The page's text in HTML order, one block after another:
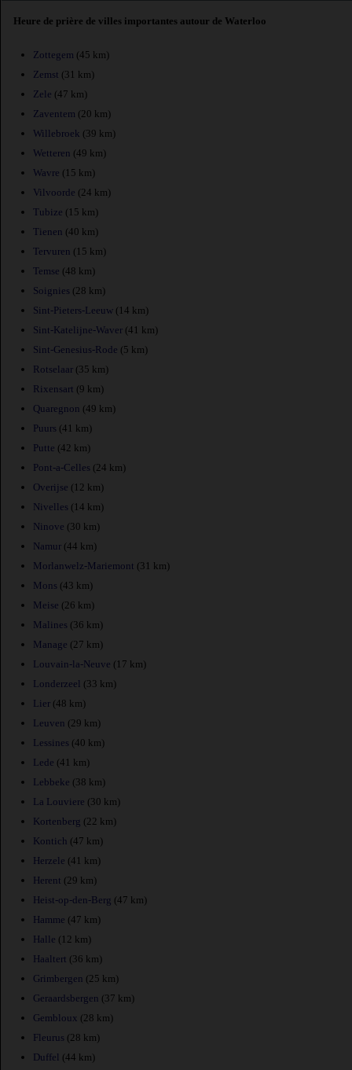
Heure de prière de villes importantes autour de Waterloo
Zottegem (45 km)
Zemst (31 km)
Zele (47 km)
Zaventem (20 km)
Willebroek (39 km)
Wetteren (49 km)
Wavre (15 km)
Vilvoorde (24 km)
Tubize (15 km)
Tienen (40 km)
Tervuren (15 km)
Temse (48 km)
Soignies (28 km)
Sint-Pieters-Leeuw (14 km)
Sint-Katelijne-Waver (41 km)
Sint-Genesius-Rode (5 km)
Rotselaar (35 km)
Rixensart (9 km)
Quaregnon (49 km)
Puurs (41 km)
Putte (42 km)
Pont-a-Celles (24 km)
Overijse (12 km)
Nivelles (14 km)
Ninove (30 km)
Namur (44 km)
Morlanwelz-Mariemont (31 km)
Mons (43 km)
Meise (26 km)
Malines (36 km)
Manage (27 km)
Louvain-la-Neuve (17 km)
Londerzeel (33 km)
Lier (48 km)
Leuven (29 km)
Lessines (40 km)
Lede (41 km)
Lebbeke (38 km)
La Louviere (30 km)
Kortenberg (22 km)
Kontich (47 km)
Herzele (41 km)
Herent (29 km)
Heist-op-den-Berg (47 km)
Hamme (47 km)
Halle (12 km)
Haaltert (36 km)
Grimbergen (25 km)
Geraardsbergen (37 km)
Gembloux (28 km)
Fleurus (28 km)
Duffel (44 km)